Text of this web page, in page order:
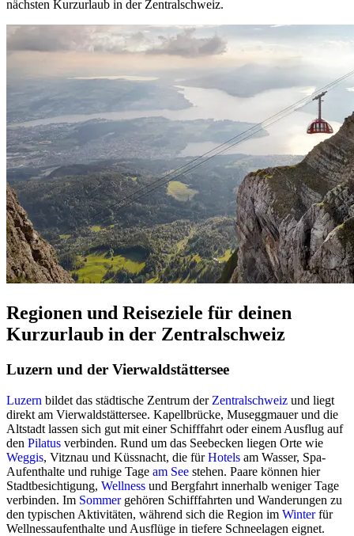
nächsten Kurzurlaub in der Zentralschweiz.
Regionen und Reiseziele für deinen
Kurzurlaub in der Zentralschweiz
Luzern und der Vierwaldstättersee
Luzern bildet das städtische Zentrum der Zentralschweiz und liegt
direkt am Vierwaldstättersee. Kapellbrücke, Museggmauer und die
Altstadt lassen sich gut mit einer Schifffahrt oder einem Ausflug auf
den Pilatus verbinden. Rund um das Seebecken liegen Orte wie
Weggis, Vitznau und Küssnacht, die fürHotels am Wasser, Spa-
Aufenthalte und ruhige Tage am See stehen. Paare können hier
Stadtbesichtigung, Wellness und Bergfahrt innerhalb weniger Tage
verbinden. Im Sommergehören Schifffahrten und Wanderungen zu
den typischen Aktivitäten, während sich die Region im Winterfür
Wellnessaufenthalte und Ausflüge in tiefere Schneelagen eignet.